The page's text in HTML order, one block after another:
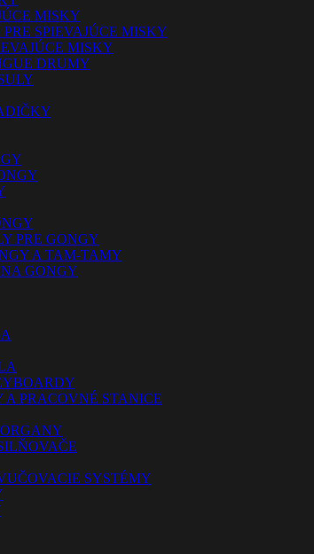
MISKY
SPIEVAJÚCE MISKY
MISKY
DRUMY
PRE GONGY
A TAM-TAMY
GONGY
A PRACOVNÉ STANICE
SYSTÉMY